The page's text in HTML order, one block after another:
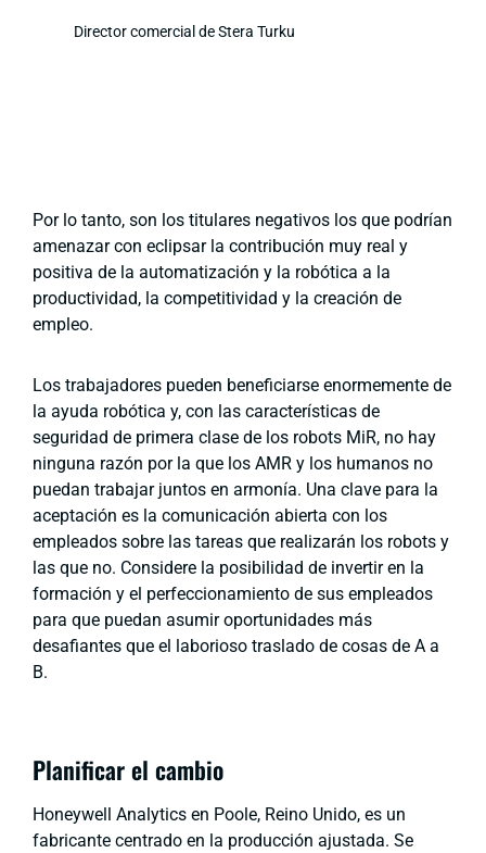
Director comercial de Stera Turku
Por lo tanto, son los titulares negativos los que podrían
amenazar con eclipsar la contribución muy real y
positiva de la automatización y la robótica a la
productividad, la competitividad y la creación de
empleo.
Los trabajadores pueden beneficiarse enormemente de
la ayuda robótica y, con las características de
seguridad de primera clase de los robots MiR, no hay
ninguna razón por la que los AMR y los humanos no
puedan trabajar juntos en armonía. Una clave para la
aceptación es la comunicación abierta con los
empleados sobre las tareas que realizarán los robots y
las que no. Considere la posibilidad de invertir en la
formación y el perfeccionamiento de sus empleados
para que puedan asumir oportunidades más
desafiantes que el laborioso traslado de cosas de A a
B.
Planificar el cambio
Honeywell Analytics en Poole, Reino Unido, es un
fabricante centrado en la producción ajustada. Se